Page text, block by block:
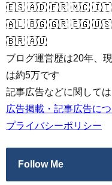
🇪🇸 🇦🇩 🇫🇷 🇲🇨
🇦🇱 🇧🇬 🇬🇷 🇪🇬
🇧🇷 🇦🇺
ブログ運営歴は20年、
は約5万です
記事広告などに関して
広告掲載・記事広告に
プライバシーポリシー
Follow Me